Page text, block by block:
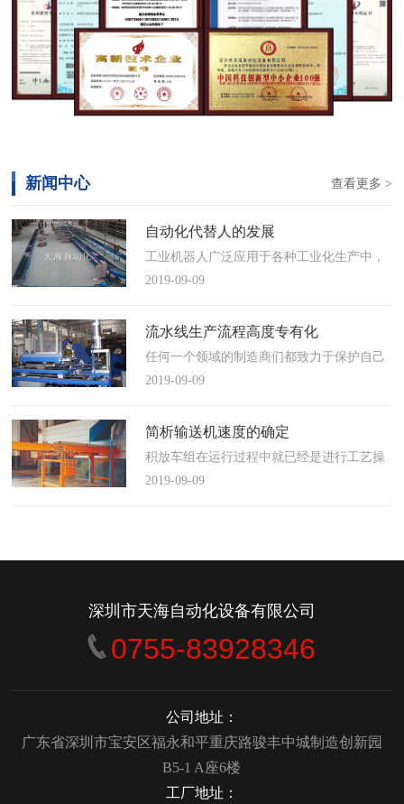
查看更多 >
新闻中心
自动化代替人的发展
工业机器人广泛应用于各种工业化生产中，
慢慢取代工人，做着高强度、重复性、有职
人联合会(IFR)预测，2014年中国将成为全球
最大的工业机器人市场，将占全球总销量
17%。业内把2014年称为“中国工业机器人元
2019-09-09
流水线生产流程高度专有化
任何一个领域的制造商们都致力于保护自己
的自动化流水线生产流程不被外人知晓，即
大多数流程都带有某种专有的性质，并且混
合了不同的方法、技术和操作方式，而这最
终将影响一个制造商进行有效竞争的能力。
2019-09-09
简析输送机速度的确定
积放车组在运行过程中就已经是进行工艺操
作的区段，运行速度是由积放小车组的运行
2019-09-09
深圳市天海自动化设备有限公司
0755-83928346
公司地址：
广东省深圳市宝安区福永和平重庆路骏丰中城制造创新园
B5-1 A座6楼
工厂地址：